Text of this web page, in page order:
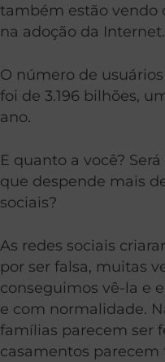
também estão vendo
na adoção da Internet.
O número de
foi de 3.196 bilhões,
ano.
E quanto a você?
que despende mais
sociais?
As redes sociais
por ser falsa, muitas
conseguimos vê-la e
e com normalidade.
famílias parecem ser
casamentos parecem